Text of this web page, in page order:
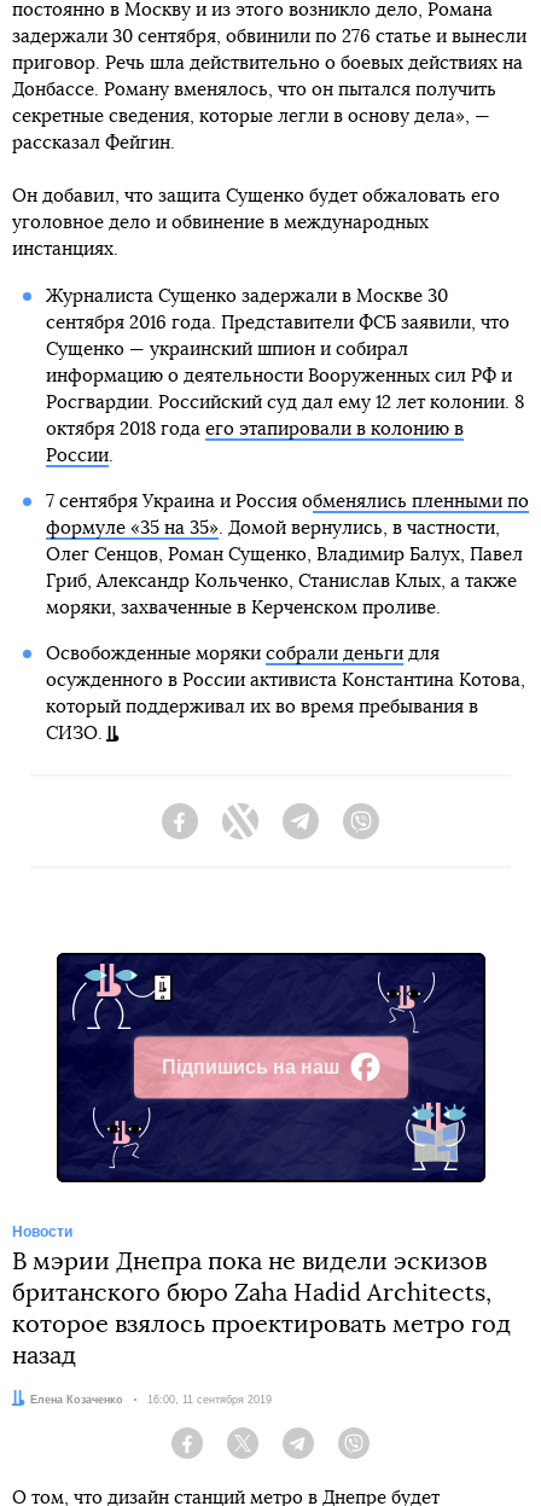
постоянно в Москву и из этого возникло дело, Романа
задержали 30 сентября, обвинили по 276 статье и вынесли
приговор. Речь шла действительно о боевых действиях на
Донбассе. Роману вменялось, что он пытался получить
секретные сведения, которые легли в основу дела», —
рассказал Фейгин.
Он добавил, что защита Сущенко будет обжаловать его
уголовное дело и обвинение в международных
инстанциях.
Журналиста Сущенко задержали в Москве 30
сентября 2016 года. Представители ФСБ заявили, что
Сущенко — украинский шпион и собирал
информацию о деятельности Вооруженных сил РФ и
Росгвардии. Российский суд дал ему 12 лет колонии. 8
октября 2018 года его этапировали в колонию в
России.
7 сентября Украина и Россия обменялись пленными по
формуле «35 на 35». Домой вернулись, в частности,
Олег Сенцов, Роман Сущенко, Владимир Балух, Павел
Гриб, Александр Кольченко, Станислав Клых, а также
моряки, захваченные в Керченском проливе.
Освобожденные моряки собрали деньгидля
осужденного в России активиста Константина Котова,
который поддерживал их во время пребывания в
СИЗО.
FacebookTwitter Telegram
Підпишись на наш
Facebook
Новости
В мэрии Днепра пока не видели эскизов
британского бюро Zaha Hadid Architects,
которое взялось проектировать метро год
назад
Автор:Елена Козаченко Дата:
16:00, 11 сентября 2019
Facebook Twitter Telegram
О том, что дизайн станций метро в Днепре будет